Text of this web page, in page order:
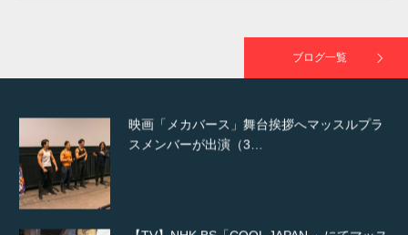
ブログ一覧
映画「メカバース」舞台挨拶へマッスルプラ
スメンバーが出演（3…